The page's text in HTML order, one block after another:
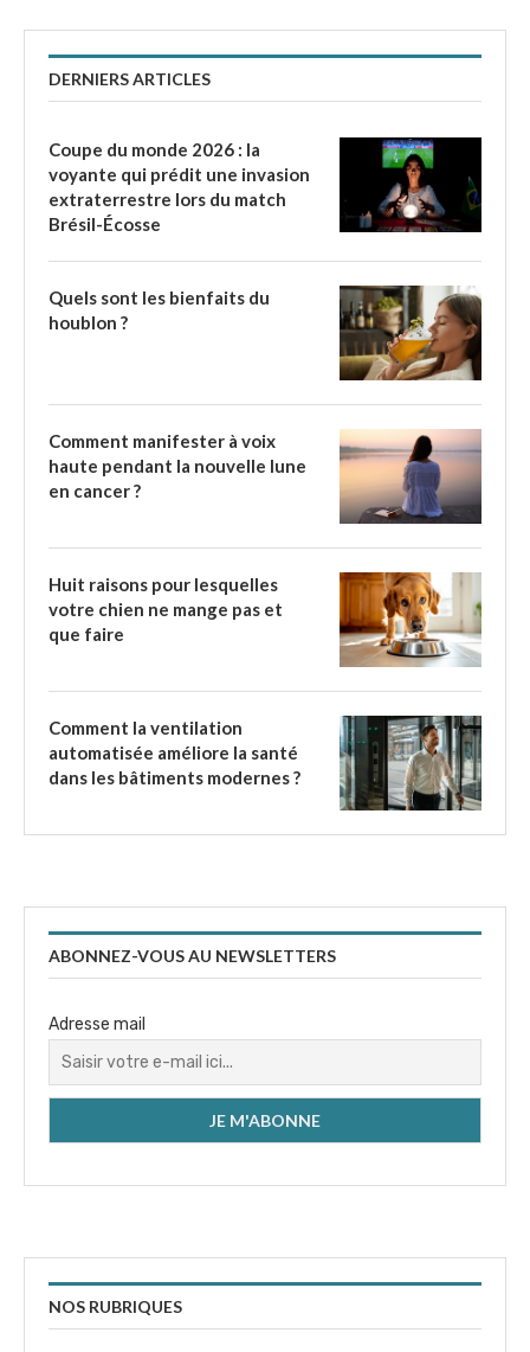
DERNIERS ARTICLES
Coupe du monde 2026 : la
voyante qui prédit une invasion
extraterrestre lors du match
Brésil-Écosse
Quels sont les bienfaits du
houblon ?
Comment manifester à voix
haute pendant la nouvelle lune
en cancer ?
Huit raisons pour lesquelles
votre chien ne mange pas et
que faire
Comment la ventilation
automatisée améliore la santé
dans les bâtiments modernes ?
ABONNEZ-VOUS AU NEWSLETTERS
Adresse mail
NOS RUBRIQUES